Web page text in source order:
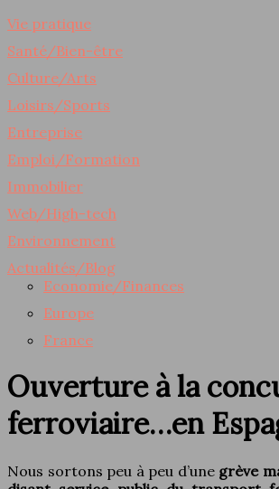
Vie pratique
Santé/Bien-être
Culture/Arts
Loisirs/Sports
Entreprise
Emploi/Formation
Immobilier
Web/High-tech
Environnement
Actualités/Blog
Economie/Finances
Europe
France
Ouverture à la
ferroviaire…en
Nous sortons peu à peu d’unegrève